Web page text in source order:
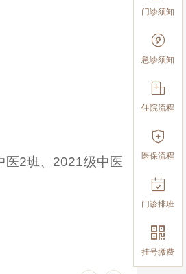
医2班、2021级中医
门诊须知

急诊须知

住院流程

医保流程

门诊排班

挂号缴费